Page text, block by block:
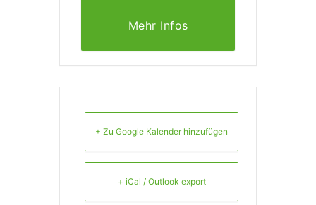
Mehr Infos
+ Zu Google Kalender hinzufügen
+ iCal / Outlook export